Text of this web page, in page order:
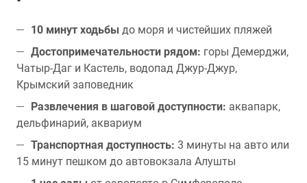
10 минут ходьбы до моря и чистейших пляжей
Достопримечательности рядом: горы Демерджи,
Чатыр-Даг и Кастель, водопад Джур-Джур,
Крымский заповедник
Развлечения в шаговой доступности: аквапарк,
дельфинарий, аквариум
Транспортная доступность: 3 минуты на авто или
15 минут пешком до автовокзала Алушты